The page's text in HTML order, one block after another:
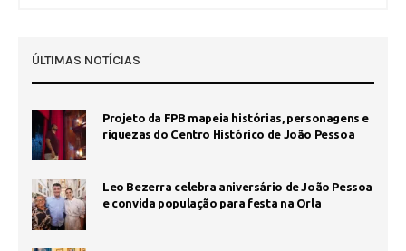
ÚLTIMAS NOTÍCIAS
Projeto da FPB mapeia histórias, personagens e
riquezas do Centro Histórico de João Pessoa
Leo Bezerra celebra aniversário de João Pessoa
e convida população para festa na Orla